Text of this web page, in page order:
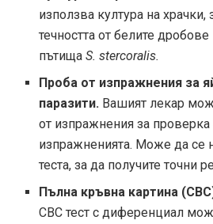
използва култура на храчки,
течността от белите
пътищаS. stercoralis.
Проба от изпражнения за
паразити. Вашият лекар
от изпражнения за проверка
изпражненията. Може да се
теста, за да получите точни
Пълна кръвна картина
CBC тест с диференциал